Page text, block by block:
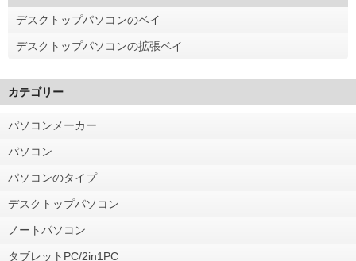
デスクトップパソコンのベイ
デスクトップパソコンの拡張ベイ
カテゴリー
パソコンメーカー
パソコン
パソコンのタイプ
デスクトップパソコン
ノートパソコン
タブレットPC/2in1PC